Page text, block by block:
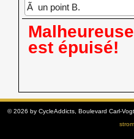
Ã un point B.
est épuisé!
© 2026 by CycleAddicts, Boulevard Carl-